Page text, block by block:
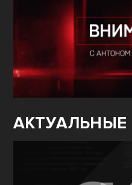
АКТУАЛЬНЫЕ